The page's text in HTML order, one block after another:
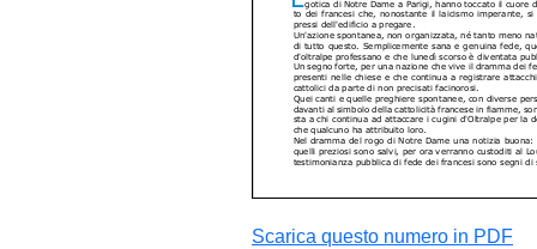
Scarica questo numero in PDF